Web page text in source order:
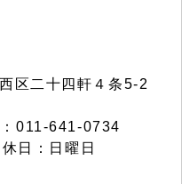
区二十四軒４条5-2
011-641-0734
日：日曜日